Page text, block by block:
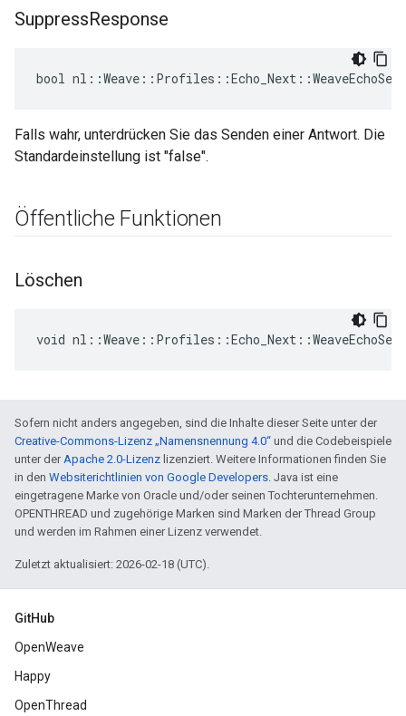
SuppressResponse
bool
Falls wahr, unterdrücken Sie das Senden einer Antwort. Die
Standardeinstellung ist "false".
Öffentliche Funktionen
Löschen
void
Sofern nicht anders angegeben, sind die Inhalte dieser Seite unter der
Creative-Commons-Lizenz „Namensnennung 4.0“ und die Codebeispiele
unter derApache 2.0-Lizenz lizenziert. Weitere Informationen finden Sie
in den Websiterichtlinien von Google Developers. Java ist eine
eingetragene Marke von Oracle und/oder seinen Tochterunternehmen.
OPENTHREAD und zugehörige Marken sind Marken der Thread Group
und werden im Rahmen einer Lizenz verwendet.
Zuletzt aktualisiert: 2026-02-18 (UTC).
GitHub
OpenWeave
Happy
OpenThread